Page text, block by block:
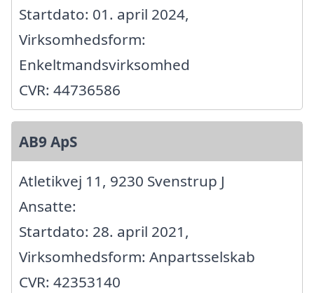
Startdato: 01. april 2024,
Virksomhedsform:
Enkeltmandsvirksomhed
CVR: 44736586
AB9 ApS
Atletikvej 11, 9230 Svenstrup J
Ansatte:
Startdato: 28. april 2021,
Virksomhedsform: Anpartsselskab
CVR: 42353140